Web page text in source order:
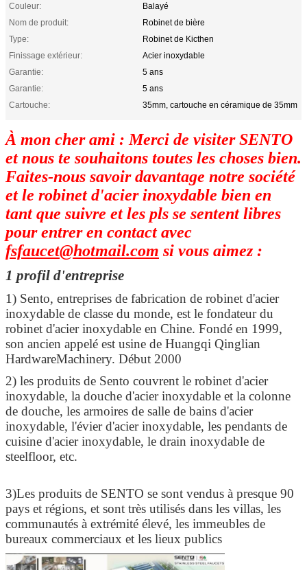
Couleur:
Balayé
Nom de produit:
Robinet de bière
Type:
Robinet de Kicthen
Finissage extérieur:
Acier inoxydable
Garantie:
5 ans
Garantie:
5 ans
Cartouche:
35mm, cartouche en céramique de 35mm
À mon cher ami : Merci de visiter SENTO
et nous te souhaitons toutes les choses bien.
Faites-nous savoir davantage notre société
et le robinet d'acier inoxydable bien en
tant que suivre et les pls se sentent libres
pour entrer en contact avec
fsfaucet@hotmail.com si vous aimez :
1 profil d'entreprise
1) Sento, entreprises de fabrication de robinet d'acier
inoxydable de classe du monde, est le fondateur du
robinet d'acier inoxydable en Chine. Fondé en 1999,
son ancien appelé est usine de Huangqi Qinglian
HardwareMachinery. Début 2000
2) les produits de Sento couvrent le robinet d'acier
inoxydable, la douche d'acier inoxydable et la colonne
de douche, les armoires de salle de bains d'acier
inoxydable, l'évier d'acier inoxydable, les pendants de
cuisine d'acier inoxydable, le drain inoxydable de
steelfloor, etc.
3)Les produits de SENTO se sont vendus à presque 90
pays et régions, et sont très utilisés dans les villas, les
communautés à extrémité élevé, les immeubles de
bureaux commerciaux et les lieux publics